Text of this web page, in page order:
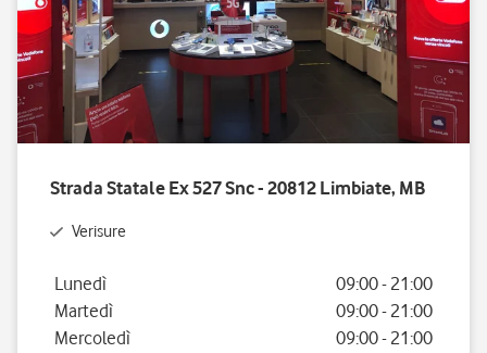
Strada Statale Ex 527 Snc - 20812 Limbiate, MB
Verisure
Giorno della settimana
Lunedì 09:00- 21:00
Martedì
09:00- 21:00
Mercoledì
09:00- 21:00